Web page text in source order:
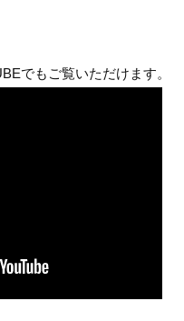
でもご覧いただけます。